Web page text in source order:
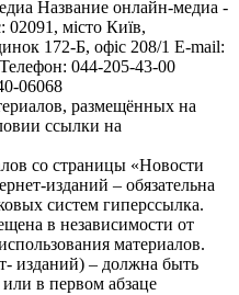
Название онлайн-медиа -
місто Київ,
172-Б, офіс 208/1 E-mail:
Телефон: 044-205-43-00
06068
размещённых на
ссылки на
со страницы «Новости
изданий – обязательна
систем гиперссылка.
в независимости от
материалов.
изданий) – должна быть
в первом абзаце